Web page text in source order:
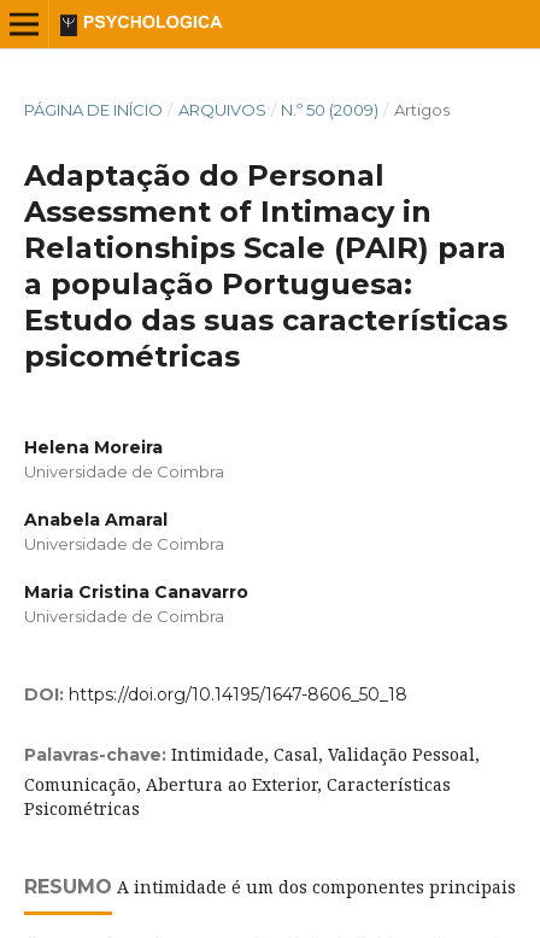
PÁGINA DE INÍCIO / ARQUIVOS / N.º 50 (2009) / Artigos
Adaptação do Personal
Assessment of Intimacy in
Relationships Scale (PAIR) para
a população Portuguesa:
Estudo das suas características
psicométricas
Helena Moreira
Universidade de Coimbra
Anabela Amaral
Universidade de Coimbra
Maria Cristina Canavarro
Universidade de Coimbra
DOI: https://doi.org/10.14195/1647-8606_50_18
Palavras-chave: Intimidade, Casal, Validação Pessoal,
Comunicação, Abertura ao Exterior, Características
Psicométricas
RESUMO A intimidade é um dos componentes principais